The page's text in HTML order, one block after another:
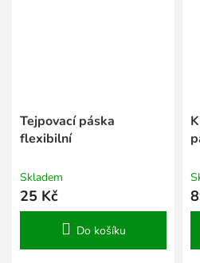
Tejpovací páska
flexibilní
Skladem
25 Kč
Do košíku